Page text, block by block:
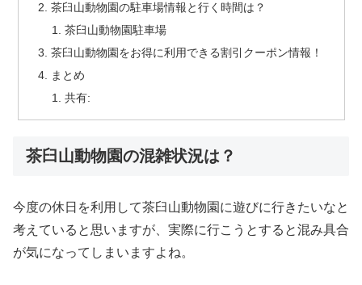
茶臼山動物園の駐車場情報と行く時間は？
茶臼山動物園駐車場
茶臼山動物園をお得に利用できる割引クーポン情報！
まとめ
共有:
茶臼山動物園の混雑状況は？
今度の休日を利用して茶臼山動物園に遊びに行きたいなと
考えていると思いますが、実際に行こうとすると混み具合
が気になってしまいますよね。